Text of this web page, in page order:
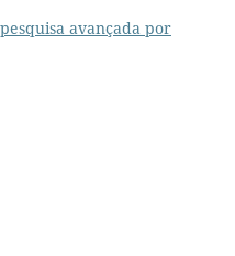
avançada por